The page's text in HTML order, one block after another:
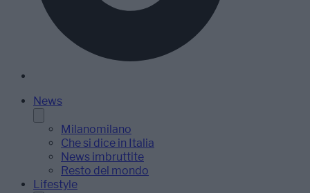
News
Milanomilano
Che si dice in Italia
News imbruttite
Resto del mondo
Lifestyle